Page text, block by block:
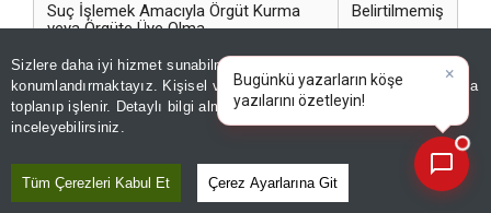
Sizlere daha iyi hizmet sunabilmek adına sitemizde
konumlandırmaktayız. Kişisel verileriniz, KVKK ve GDPR kapsamında
toplanıp işlenir. Detaylı bilgi almak içinAydınlatma Metnimizi
inceleyebilirsiniz.
Tüm Çerezleri Kabul Et Çerez Ayarlarına Git
Suç İşlemek Amacıyla Örgüt Kurma
veya Örgüte Üye Olma
Belirtilmemiş
Halkı Yanıltıcı Bilgiyi Alenen Yayma
Kullanmak İçin Uyuşturucu veya Uyarıcı
Madde Satın Alma, Kabul Etme,
Bulundurma ya da Kullanma
Belirtilmemiş
×
Bugünkü yazarların köşe
yazıların